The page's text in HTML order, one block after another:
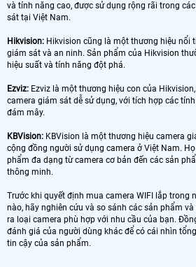
và tính năng cao, được sử dụng rộng rãi trong
sát tại Việt Nam.
Hikvision: Hikvision cũng là một thương hiệu nổi
giám sát và an ninh. Sản phẩm của Hikvision
hiệu suất và tính năng đột phá.
Ezviz: Ezviz là một thương hiệu con của
camera giám sát dễ sử dụng, với tích hợp các
đám mây.
KBVision: KBVision là một thương hiệu camera
cộng đồng người sử dụng camera ở Việt Nam.
phẩm đa dạng từ camera cơ bản đến các sản
thông minh.
Trước khi quyết định mua camera WIFI lắp trong
nào, hãy nghiên cứu và so sánh các sản phẩm
ra loại camera phù hợp với nhu cầu của bạn.
đánh giá của người dùng khác để có cái nhìn
tin cậy của sản phẩm.